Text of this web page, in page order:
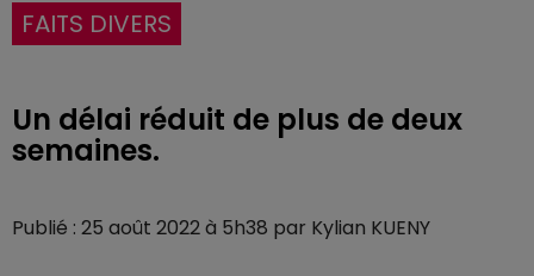
FAITS DIVERS
Un délai réduit de plus de deux
Publié : 25 août 2022 à 5h38 par Kylian KUENY